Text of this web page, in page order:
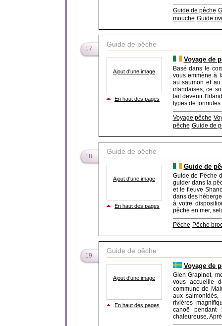
Guide de pêche
mouche Guide
17
Guide de pêche
Ajout d'une image
En haut des pages
Voyage de
Basé dans le
vous emmène à
au saumon et
irlandaises, ce
fait devenir
types de
Voyage pêche
pêche Guide de
18
Guide de pêche
Ajout d'une image
En haut des pages
Guide de
Guide de Pêche
guider dans la
et le fleuve
dans des
à votre
pêche en mer,
Pêche Pêche
19
Guide de pêche
Ajout d'une image
En haut des pages
Voyage de
Glen Grapinet,
vous accueille
commune de
aux
rivières
canoë pendant
chaleureuse.